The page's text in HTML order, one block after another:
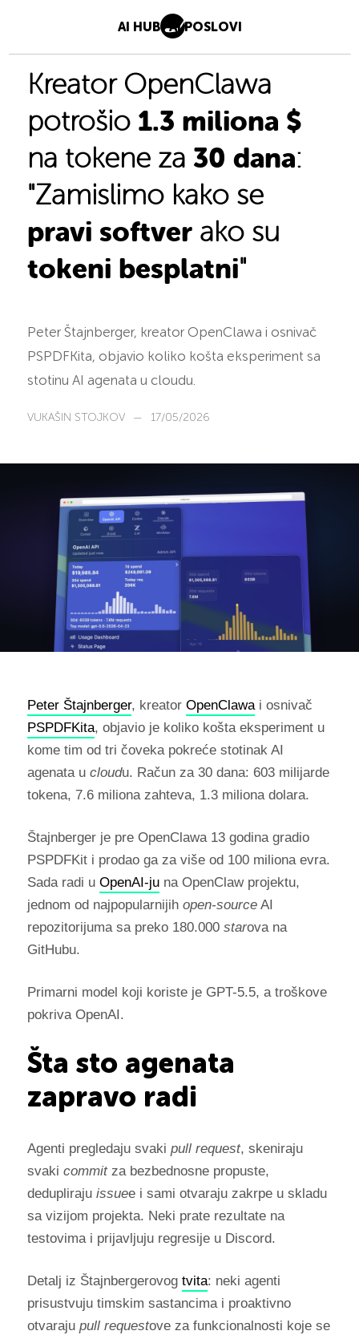
AI HUB AI POSLOVI
Kreator OpenClawa
potrošio 1.3 miliona $
na tokene za 30 dana:
"Zamislimo kako se
pravi softverako su
tokeni besplatni"
Peter Štajnberger, kreator OpenClawa i osnivač
PSPDFKita, objavio koliko košta eksperiment sa
stotinu AI agenata u cloudu.
VUKAŠIN STOJKOV — 17/05/2026
Peter Štajnberger, kreator OpenClawai osnivač
PSPDFKita, objavio je koliko košta eksperiment u
kome tim od tri čoveka pokreće stotinak AI
agenata u cloudu. Račun za 30 dana: 603 milijarde
tokena, 7.6 miliona zahteva, 1.3 miliona dolara.
Štajnberger je pre OpenClawa 13 godina gradio
PSPDFKit i prodao ga za više od 100 miliona evra.
Sada radi u OpenAI-juna OpenClaw projektu,
jednom od najpopularnijih open-sourceAI
repozitorijuma sa preko 180.000 starova na
GitHubu.
Primarni model koji koriste je GPT-5.5, a troškove
pokriva OpenAI.
Šta sto agenata
zapravo radi
Agenti pregledaju svaki pull request, skeniraju
svaki commitza bezbednosne propuste,
dedupliraju issuee i sami otvaraju zakrpe u skladu
sa vizijom projekta. Neki prate rezultate na
testovima i prijavljuju regresije u Discord.
Detalj iz Štajnbergerovog tvita: neki agenti
prisustvuju timskim sastancima i proaktivno
otvaraju pull requestove za funkcionalnosti koje se